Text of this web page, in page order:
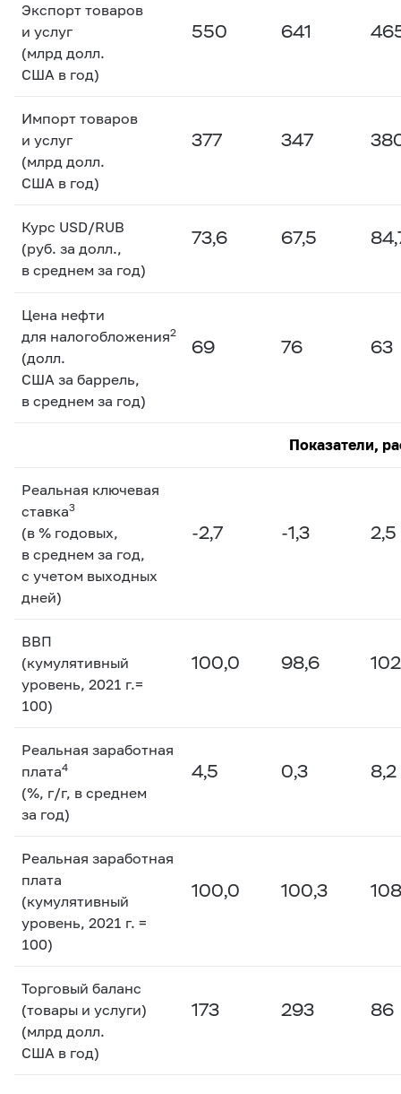
Экспорт товаров
и услуг
(млрд долл.
США в год)
550 641
Импорт товаров
и услуг
(млрд долл.
США в год)
377 347
Курс USD/RUB
(руб. за долл.,
в среднем за год)
73,6 67,5
Цена нефти
для налогобложения2
(долл.
США за баррель,
в среднем за год)
69 76 63
Показатели,
Реальная ключевая
ставка3
(в % годовых,
в среднем за год,
с учетом выходных
дней)
-2,7 -1,3 2,5
ВВП
(кумулятивный
уровень, 2021 г.=
100)
100,0 98,6
Реальная заработная
плата4
(%, г/г, в среднем
за год)
4,5 0,3 8,2
Реальная заработная
плата
(кумулятивный
уровень, 2021 г. =
100)
100,0 100,3
Торговый баланс
(товары и услуги)
(млрд долл.
США в год)
173 293 86